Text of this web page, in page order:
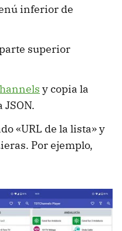
inferior de
superior
y copia la
«URL de la lista» y
Por ejemplo,